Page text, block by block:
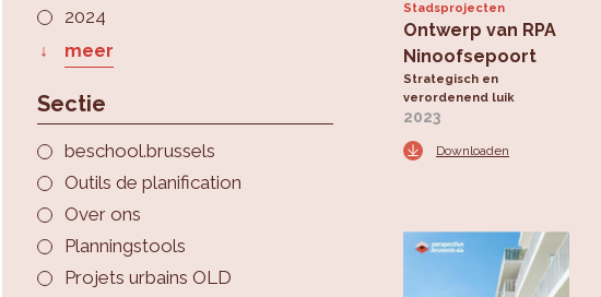
2024
meer
Sectie
beschool.brussels
Outils de planification
Over ons
Planningstools
Projets urbains OLD
Stadsprojecten
Ontwerp van RPA
Ninoofsepoort
Strategisch en
verordenend luik
2023
Downloaden